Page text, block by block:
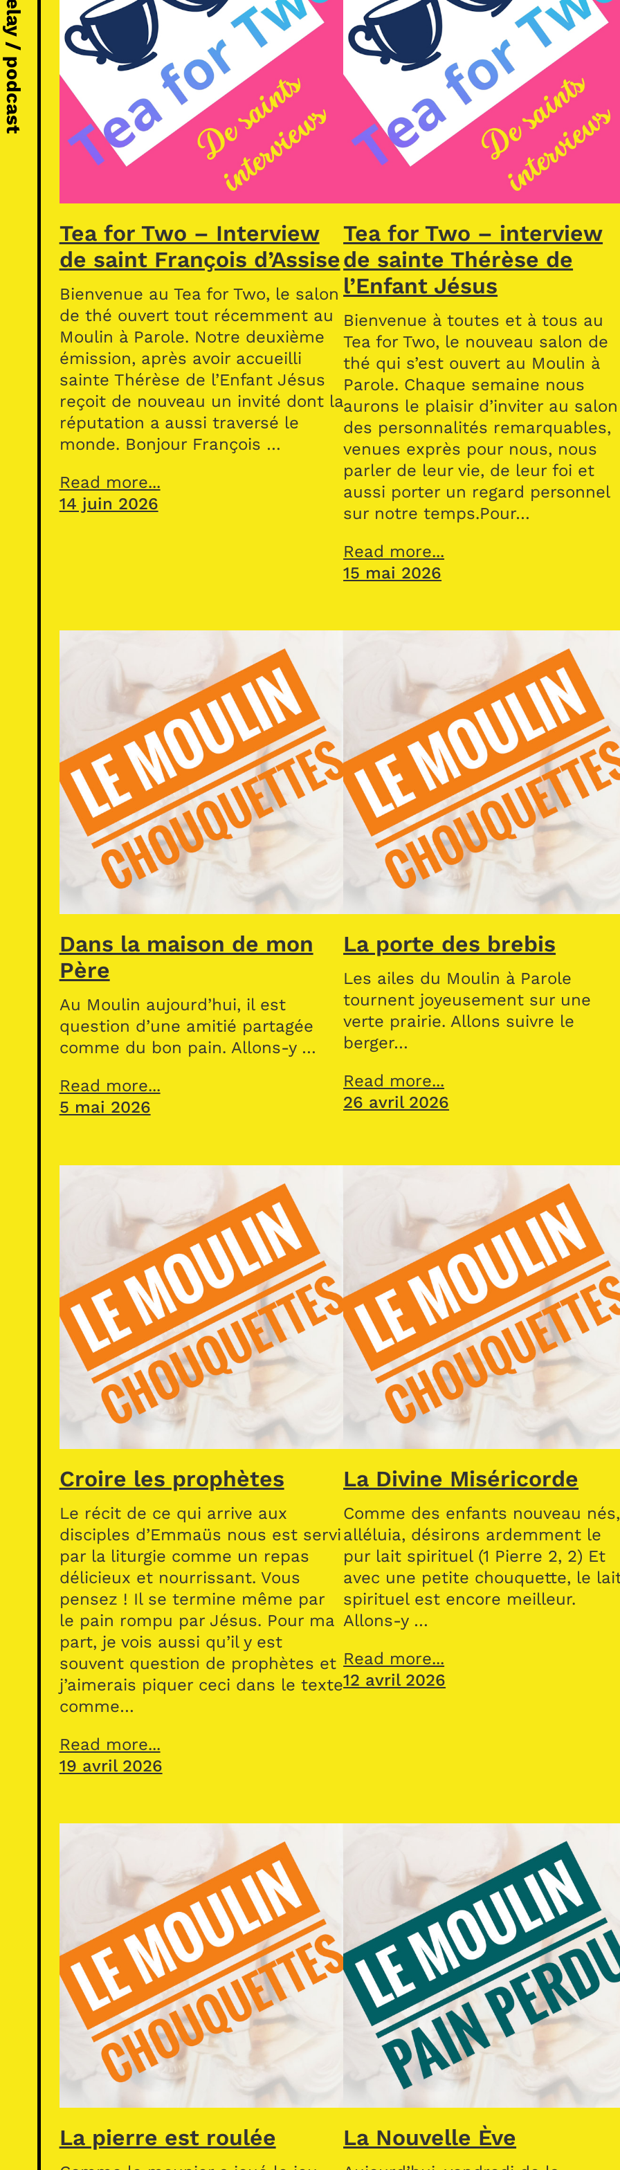
Tea for Two – Interview
de saint François d’Assise
Bienvenue au Tea for Two, le salon
de thé ouvert tout récemment au
Moulin à Parole. Notre deuxième
émission, après avoir accueilli
sainte Thérèse de l’Enfant Jésus
reçoit de nouveau un invité dont la
réputation a aussi traversé le
monde. Bonjour François …
Read more...
14 juin 2026
Tea for Two – interview
de sainte Thérèse de
l’Enfant Jésus
Bienvenue à toutes et à tous au
Tea for Two, le nouveau salon de
thé qui s’est ouvert au Moulin à
Parole. Chaque semaine nous
aurons le plaisir d’inviter au salon
des personnalités remarquables,
venues exprès pour nous, nous
parler de leur vie, de leur foi et
aussi porter un regard personnel
sur notre temps.Pour…
Read more...
15 mai 2026
Dans la maison de mon
Père
Au Moulin aujourd’hui, il est
question d’une amitié partagée
comme du bon pain. Allons-y …
Read more...
5 mai 2026
La porte des brebis
Les ailes du Moulin à Parole
tournent joyeusement sur une
verte prairie. Allons suivre le
berger…
Read more...
26 avril 2026
Croire les prophètes
Le récit de ce qui arrive aux
disciples d’Emmaüs nous est servi
par la liturgie comme un repas
délicieux et nourrissant. Vous
pensez ! Il se termine même par
le pain rompu par Jésus. Pour ma
part, je vois aussi qu’il y est
souvent question de prophètes et
j’aimerais piquer ceci dans le texte
comme…
Read more...
19 avril 2026
La Divine Miséricorde
Comme des enfants nouveau nés,
alléluia, désirons ardemment le
pur lait spirituel (1 Pierre 2, 2) Et
avec une petite chouquette, le
spirituel est encore meilleur.
Allons-y …
Read more...
12 avril 2026
La pierre est roulée La Nouvelle Ève